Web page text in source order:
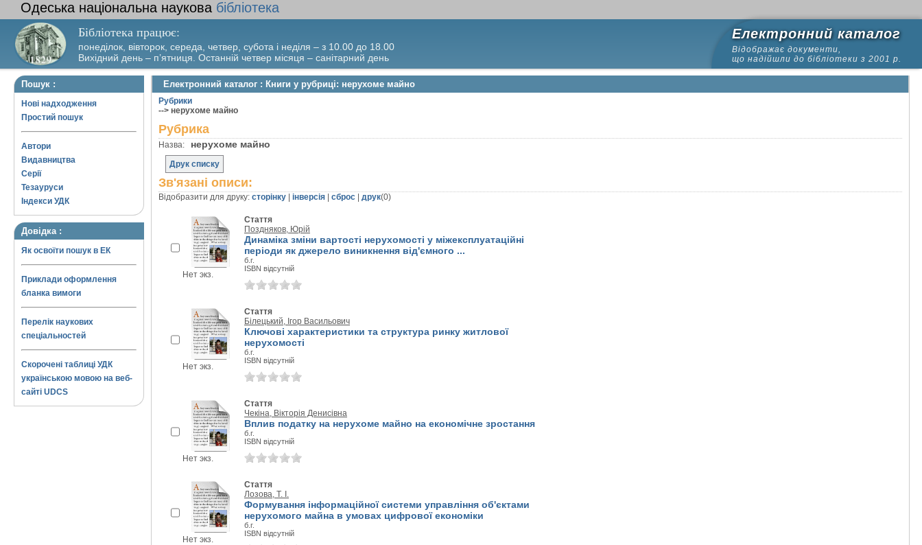
Одеська національна наукова бібліотека
Бібліотека працює:
понеділок, вівторок, середа, четвер, субота і неділя – з 10.00 до 18.00
Вихідний день – п’ятниця. Останній четвер місяця – санітарний день
Електронний каталог
Відображає документи,
що надійшли до бібліотеки з 2001 р.
Пошук :
Нові надходження
Простий пошук
Автори
Видавництва
Серії
Тезауруси
Індекси УДК
Довідка :
Як освоїти пошук в ЕК
Приклади оформлення
бланка вимоги
Перелік наукових
спеціальностей
Скорочені таблиці УДК
українською мовою на веб-
сайті UDCS
Електронний каталог : Книги у рубриці: нерухоме майно
Рубрики
--> нерухоме майно
Рубрика
Назва: нерухоме майно
Друк списку
Зв'язані описи:
Відобразити для друку: сторінку інверсія сброс друк(0)
Нет экз.
Стаття
Поздняков, Юрій
Динаміка зміни вартості нерухомості у міжексплуатаційні
періоди як джерело виникнення від'ємного ...
б.г.
ISBN відсутній
Нет экз.
Стаття
Білецький, Ігор Васильович
Ключові характеристики та структура ринку житлової
нерухомості
б.г.
ISBN відсутній
Нет экз.
Стаття
Чекіна, Вікторія Денисівна
Вплив податку на нерухоме майно на економічне зростання
б.г.
ISBN відсутній
Нет экз.
Стаття
Лозова, Т. І.
Формування інформаційної системи управління об'єктами
нерухомого майна в умовах цифрової економіки
б.г.
ISBN відсутній